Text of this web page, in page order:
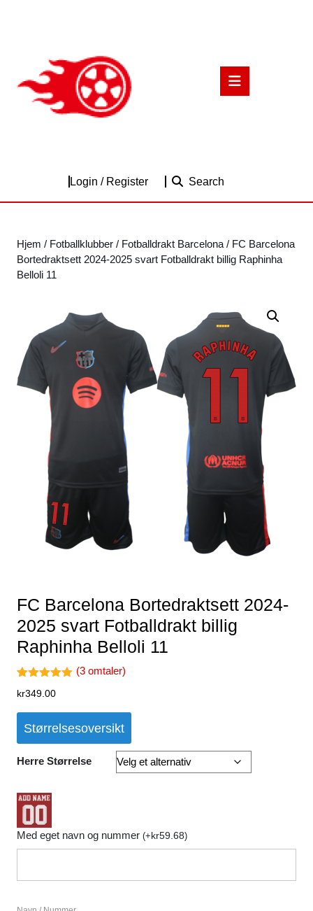
Login / RegisterLogin
Search
Hjem / Fotballklubber / Fotballdrakt Barcelona / FC Barcelona
Bortedraktsett 2024-2025 svart Fotballdrakt billig Raphinha
Belloli 11
FC Barcelona Bortedraktsett 2024-
2025 svart Fotballdrakt billig
Raphinha Belloli 11
5.00av 5
inger
(3 omtaler)
kr349.00
Størrelsesoversikt
Herre Størrelse
Med eget navn og nummer (+kr59.68)